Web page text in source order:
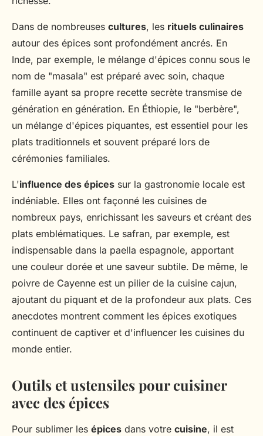
Dans de nombreuses cultures, les rituels culinaires
autour des épices sont profondément ancrés. En
Inde, par exemple, le mélange d'épices connu sous le
nom de "masala" est préparé avec soin, chaque
famille ayant sa propre recette secrète transmise de
génération en génération. En Éthiopie, le "berbère",
un mélange d'épices piquantes, est essentiel pour les
plats traditionnels et souvent préparé lors de
cérémonies familiales.
L'influence des épices sur la gastronomie locale est
indéniable. Elles ont façonné les cuisines de
nombreux pays, enrichissant les saveurs et créant des
plats emblématiques. Le safran, par exemple, est
indispensable dans la paella espagnole, apportant
une couleur dorée et une saveur subtile. De même, le
poivre de Cayenne est un pilier de la cuisine cajun,
ajoutant du piquant et de la profondeur aux plats. Ces
anecdotes montrent comment les épices exotiques
continuent de captiver et d'influencer les cuisines du
monde entier.
Outils et ustensiles pour cuisiner
avec des épices
Pour sublimer les épices dans votre cuisine, il est